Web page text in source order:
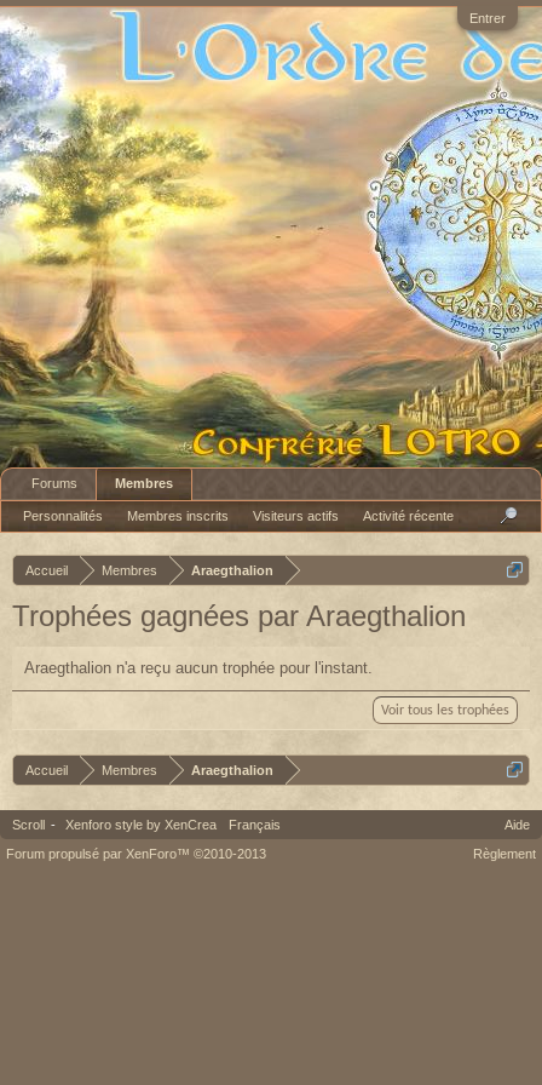
Entrer
Accueil Membres Araegthalion
Trophées gagnées par Araegthalion
Araegthalion n'a reçu aucun trophée pour l'instant.
Voir tous les trophées
Accueil Membres Araegthalion
Forums Membres
Personnalités Membres inscrits Visiteurs actifs Activité récente
Scroll - Xenforo style by XenCrea Français
Aide
Règlement
Forum propulsé par XenForo™ ©2010-2013